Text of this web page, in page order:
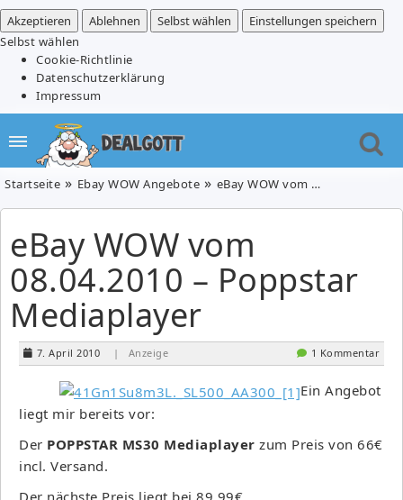
Akzeptieren
Ablehnen Selbst wählen
Einstellungen speichern
Selbst wählen
Cookie-Richtlinie
Datenschutzerklärung
Impressum
Startseite Ebay WOW Angebote eBay WOW vom 08.04.2010 – Poppstar Mediaplayer
eBay WOW vom
08.04.2010 – Poppstar
Mediaplayer
7. April 2010 | Anzeige 1 Kommentar
Ein Angebot
liegt mir bereits vor:
Der POPPSTAR MS30 Mediaplayer zum Preis von 66€
incl. Versand.
Der nächste Preis liegt bei 89,99€